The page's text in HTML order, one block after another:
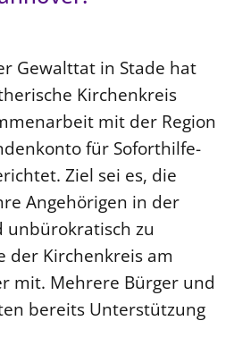
Gewalttat in Stade hat
Kirchenkreis
mit der Region
für Soforthilfe-
Ziel sei es, die
Angehörigen in der
unbürokratisch zu
der Kirchenkreis am
mit. Mehrere Bürger und
bereits Unterstützung